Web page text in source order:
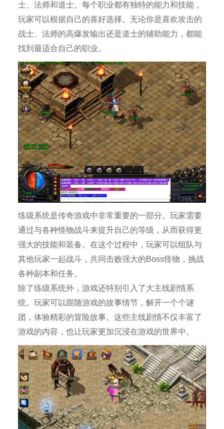
士、法师和道士。每个职业都有独特的能力和技能，
玩家可以根据自己的喜好选择。无论你是喜欢攻击的
战士、法师的高爆发输出还是道士的辅助能力，都能
找到最适合自己的职业。
练级系统是传奇游戏中非常重要的一部分。玩家需要
通过与各种怪物战斗来提升自己的等级，从而获得更
强大的技能和装备。在这个过程中，玩家可以组队与
其他玩家一起战斗，共同击败强大的Boss怪物，挑战
各种副本和任务。
除了练级系统外，游戏还特别引入了大主线剧情系
统。玩家可以跟随游戏的故事情节，解开一个个谜
团，体验精彩的冒险故事。这些主线剧情不仅丰富了
游戏的内容，也让玩家更加沉浸在游戏的世界中。